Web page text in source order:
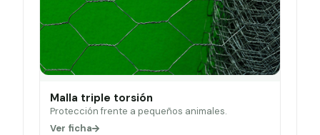
Malla triple torsión
Protección frente a pequeños animales.
Ver ficha